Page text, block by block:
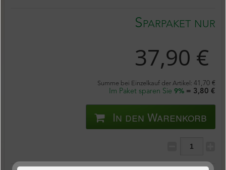
Sparpaket nur
37,90 €
Summe bei Einzelkauf der Artikel: 41,70 €
Im Paket sparen Sie 9% = 3,80 €
In den Warenkorb